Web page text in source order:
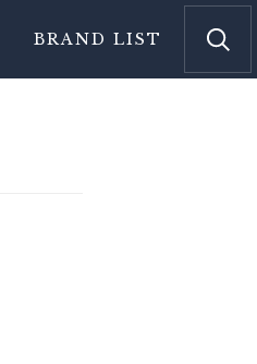
BRAND LIST